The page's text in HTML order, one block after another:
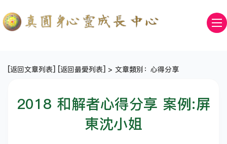
[返回文章列表] [返回最愛列表] > 文章類別：心得分享
2018 和解者心得分享 案例:屏
東沈小姐